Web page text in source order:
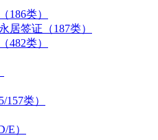
186类）
居签证（187类）
482类）
类）
E）